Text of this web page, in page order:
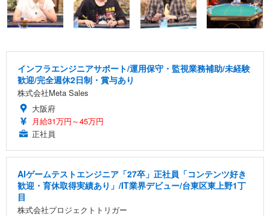
インフラエンジニアサポート/運用保守・監視業務補助/未経験
歓迎/完全週休2日制・賞与あり
株式会社Meta Sales
大阪府
月給31万円～45万円
正社員
AIゲームテストエンジニア「27卒」正社員「コンテンツ好き
歓迎・育休取得実績あり」/IT業界デビュー/台東区東上野1丁
目
株式会社プロジェクトトリガー